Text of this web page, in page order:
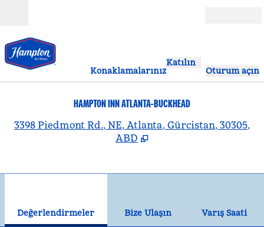
Konaklamalarınız
Katılın
Oturum açın
HAMPTON INN ATLANTA-BUCKHEAD
3398 Piedmont Rd., NE, Atlanta, Gürcistan, 30305,
ABD
Değerlendirmeler Bize Ulaşın
Varış Saati